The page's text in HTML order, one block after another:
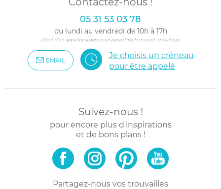
05 31 53 03 78
du lundi au vendredi de 10h à 17h
(Coût d'un appel local depuis un poste fixe, hors coût opérateur)
EMAIL
Je choisis un créneau
pour être appelé
Suivez-nous !
pour encore plus d'inspirations
et de bons plans !
Partagez-nous vos trouvailles